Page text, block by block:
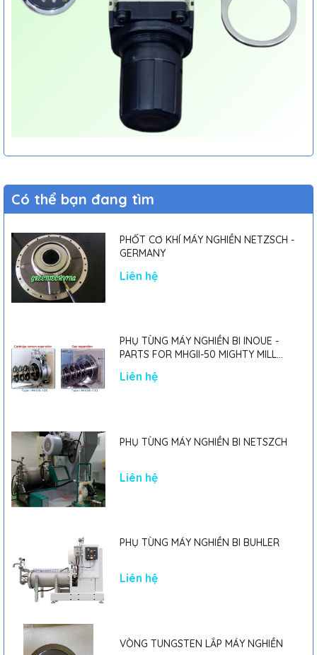
Có thể bạn đang tìm
PHỐT CƠ KHÍ MÁY NGHIỀN NETZSCH -
GERMANY
Liên hệ
PHỤ TÙNG MÁY NGHIỀN BI INOUE -
PARTS FOR MHGII-50 MIGHTY MILL
Liên hệ
PHỤ TÙNG MÁY NGHIỀN BI NETSZCH
Liên hệ
PHỤ TÙNG MÁY NGHIỀN BI BUHLER
Liên hệ
VÒNG TUNGSTEN LẮP MÁY NGHIỀN